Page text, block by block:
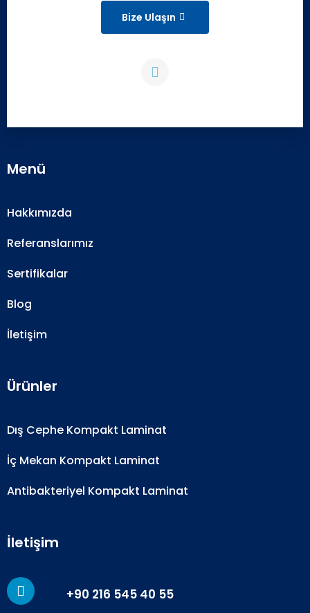
Bize Ulaşın
Menü
Hakkımızda
Referanslarımız
Sertifikalar
Blog
İletişim
Ürünler
Dış Cephe Kompakt Laminat
İç Mekan Kompakt Laminat
Antibakteriyel Kompakt Laminat
İletişim
+90 216 545 40 55